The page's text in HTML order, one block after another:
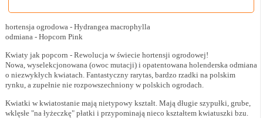
hortensja ogrodowa - Hydrangea macrophylla
odmiana - Hopcorn Pink
Kwiaty jak popcorn - Rewolucja w świecie hortensji ogrodowej!
Nowa, wyselekcjonowana (owoc mutacji) i opatentowana holenderska odmiana
o niezwykłych kwiatach. Fantastyczny rarytas, bardzo rzadki na polskim
rynku, a zupełnie nie rozpowszechniony w polskich ogrodach.
Kwiatki w kwiatostanie mają nietypowy kształt. Mają długie szypułki, grube,
wklęsłe "na łyżeczkę" płatki i przypominają nieco kształtem kwiatuszki bzu.